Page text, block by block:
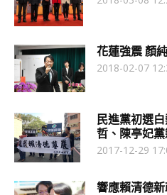
花蓮強震 顏
2018-02-07
民進黨初選
哲、陳亭妃
2017-12-29
響應賴清德